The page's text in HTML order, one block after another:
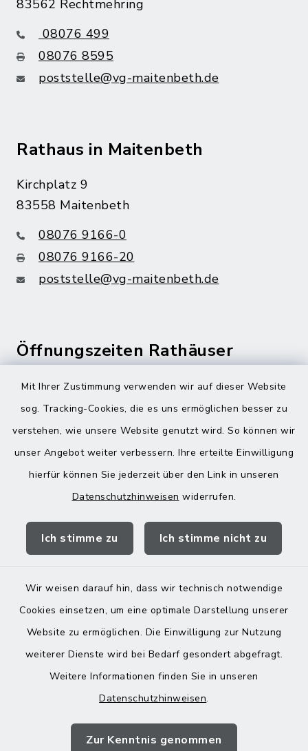
Mit Ihrer Zustimmung verwenden wir auf dieser Website
sog. Tracking-Cookies, die es uns ermöglichen besser zu
verstehen, wie unsere Website genutzt wird. So können wir
unser Angebot weiter verbessern. Ihre erteilte Einwilligung
hierfür können Sie jederzeit über den Link in unseren
Datenschutzhinweisen widerrufen.
Ich stimme zu Ich stimme nicht zu
Wir weisen darauf hin, dass wir technisch notwendige
Cookies einsetzen, um eine optimale Darstellung unserer
Website zu ermöglichen. Die Einwilligung zur Nutzung
weiterer Dienste wird bei Bedarf gesondert abgefragt.
Weitere Informationen finden Sie in unseren
Datenschutzhinweisen.
Zur Kenntnis genommen
83562 Rechtmehring
08076 499
08076 8595
poststelle@vg-maitenbeth.de
Rathaus in Maitenbeth
Kirchplatz 9
83558 Maitenbeth
08076 9166-0
08076 9166-20
poststelle@vg-maitenbeth.de
Öffnungszeiten Rathäuser
Montag bis Freitag:
08:00-12:00 Uhr
Donnerstag zusätzlich:
13:00-18:00 Uhr
Landratsamt Mühldorf
Barrierefreiheit